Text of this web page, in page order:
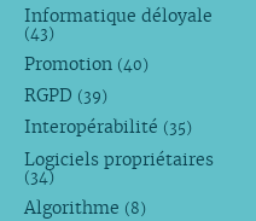
Informatique déloyale
(43)
Promotion (40)
RGPD (39)
Interopérabilité (35)
Logiciels propriétaires
(34)
Algorithme (8)